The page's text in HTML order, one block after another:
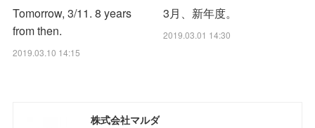
Tomorrow, 3/11. 8 years
from then.
2019.03.10 14:15
3月、新年度。
2019.03.01 14:30
株式会社マルダ